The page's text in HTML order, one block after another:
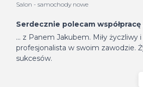
Salon - samochody nowe
Serdecznie polecam współpracę
... z Panem Jakubem. Miły życzliwy
profesjonalista w swoim zawodzie.
sukcesów.